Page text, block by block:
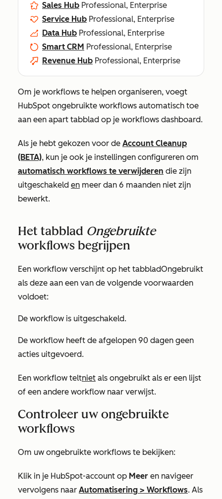
Sales Hub Professional, Enterprise
Service Hub Professional, Enterprise
Data Hub Professional, Enterprise
Smart CRM Professional, Enterprise
Revenue Hub Professional, Enterprise
Om je workflows te helpen organiseren, voegt
HubSpot ongebruikte workflows automatisch toe
aan een apart tabblad op je workflows dashboard.
Als je hebt gekozen voor de Account Cleanup
(BETA), kun je ook je instellingen configureren om
automatisch workflows te verwijderen die zijn
uitgeschakeld en meer dan 6 maanden niet zijn
bewerkt.
Het tabblad Ongebruikte
workflows begrijpen
Een workflow verschijnt op het tabbladOngebruikt
als deze aan een van de volgende voorwaarden
voldoet:
De workflow is uitgeschakeld.
De workflow heeft de afgelopen 90 dagen geen
acties uitgevoerd.
Een workflow teltniet als ongebruikt als er een lijst
of een andere workflow naar verwijst.
Controleer uw ongebruikte
workflows
Om uw ongebruikte workflows te bekijken:
Klik in je HubSpot-account op Meer en navigeer
vervolgens naar Automatisering > Workflows. Als